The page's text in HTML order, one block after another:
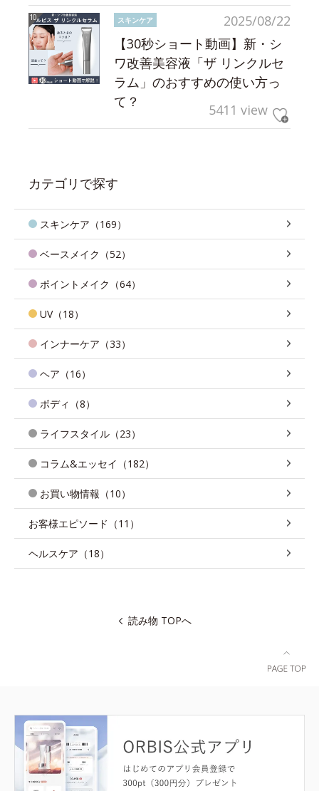
2025/08/22
スキンケア
【30秒ショート動画】新・シ
ワ改善美容液「ザ リンクルセ
ラム」のおすすめの使い方っ
て？
5411 view
カテゴリで探す
スキンケア（169）
ベースメイク（52）
ポイントメイク（64）
UV（18）
インナーケア（33）
ヘア（16）
ボディ（8）
ライフスタイル（23）
コラム&エッセイ（182）
お買い物情報（10）
お客様エピソード（11）
ヘルスケア（18）
読み物 TOPへ